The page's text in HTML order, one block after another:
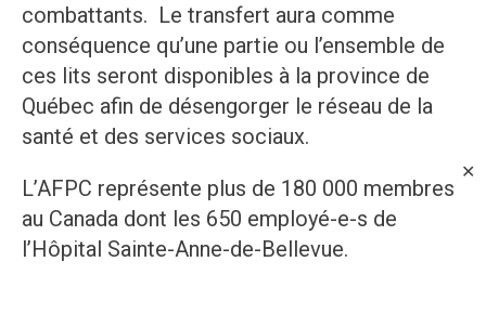
✕
combattants. Le transfert aura comme
conséquence qu’une partie ou l’ensemble de
ces lits seront disponibles à la province de
Québec afin de désengorger le réseau de la
santé et des services sociaux.
L’AFPC représente plus de 180 000 membres
au Canada dont les 650 employé-e-s de
l’Hôpital Sainte-Anne-de-Bellevue.